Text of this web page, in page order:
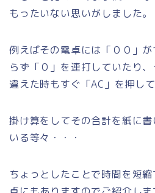
もったいない思いがしました。
例えばその電卓には「００」
らず「０」を連打していたり
違えた時もすぐ「AC」を押し
掛け算をしてその合計を紙に
いる等々・・・
ちょっとしたことで時間を短